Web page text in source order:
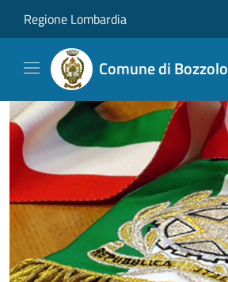
Regione Lombardia
Comune di Bozzolo